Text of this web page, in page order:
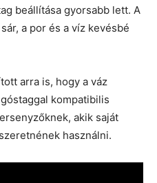
beállítása gyorsabb lett. A
a por és a víz kevésbé
arra is, hogy a váz
kompatibilis
akik saját
használni.